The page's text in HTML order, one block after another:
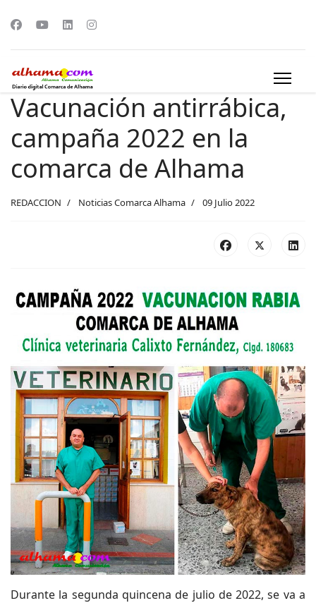
Vacunación antirrábica,
campaña 2022 en la
comarca de Alhama
REDACCION Noticias Comarca Alhama 09 Julio 2022
Durante la segunda quincena de julio de 2022, se va a